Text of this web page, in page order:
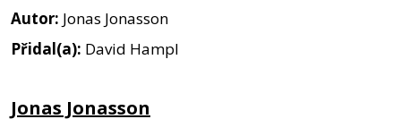
Autor: Jonas Jonasson
Přidal(a): David Hampl
Jonas Jonasson